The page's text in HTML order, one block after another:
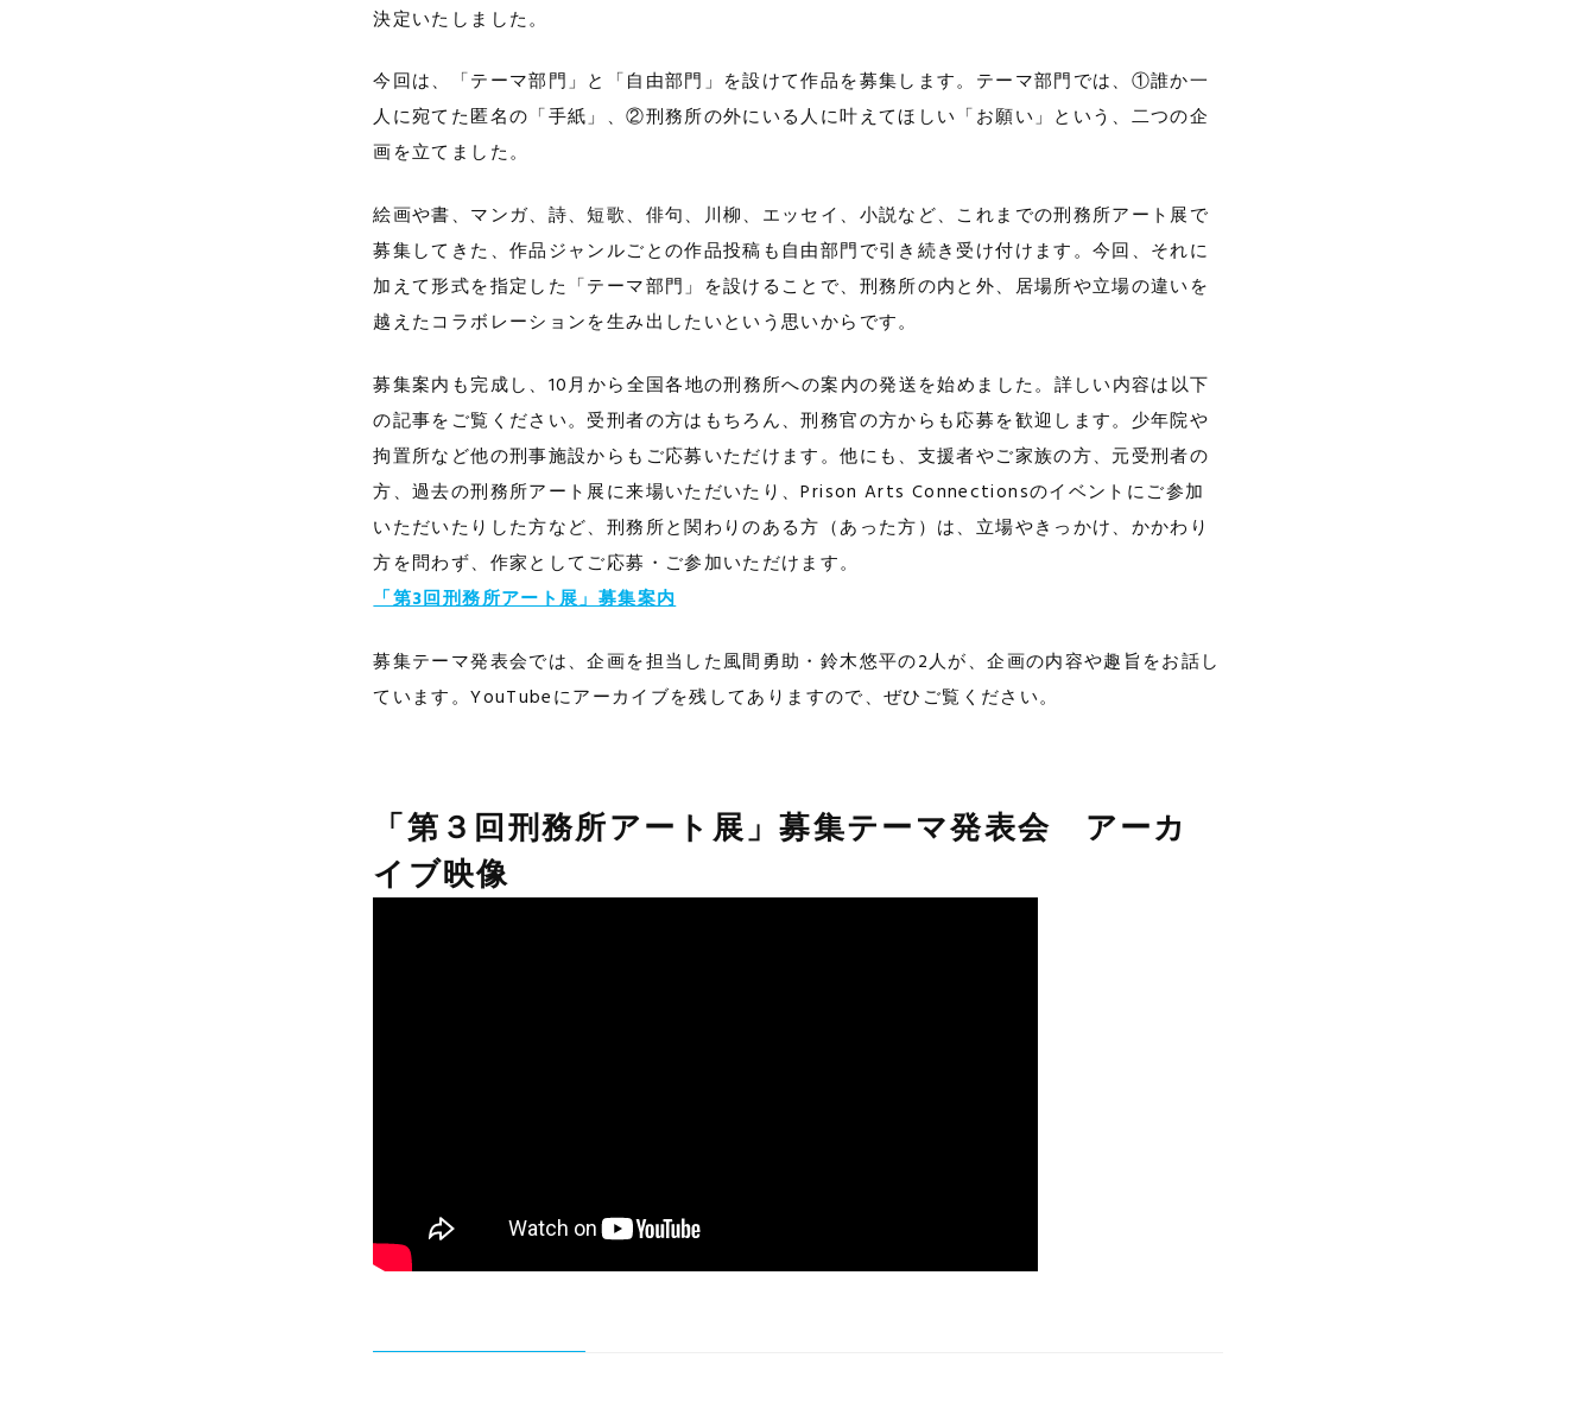
決定いたしました。
今回は、「テーマ部門」と「自由部門」を設けて作品を募集します。テーマ部門では、①誰か一
人に宛てた匿名の「手紙」、②刑務所の外にいる人に叶えてほしい「お願い」という、二つの企
画を立てました。
絵画や書、マンガ、詩、短歌、俳句、川柳、エッセイ、小説など、これまでの刑務所アート展で
募集してきた、作品ジャンルごとの作品投稿も自由部門で引き続き受け付けます。今回、それに
加えて形式を指定した「テーマ部門」を設けることで、刑務所の内と外、居場所や立場の違いを
越えたコラボレーションを生み出したいという思いからです。
募集案内も完成し、10月から全国各地の刑務所への案内の発送を始めました。詳しい内容は以下
の記事をご覧ください。受刑者の方はもちろん、刑務官の方からも応募を歓迎します。少年院や
拘置所など他の刑事施設からもご応募いただけます。他にも、支援者やご家族の方、元受刑者の
方、過去の刑務所アート展に来場いただいたり、Prison Arts Connectionsのイベントにご参加
いただいたりした方など、刑務所と関わりのある方（あった方）は、立場やきっかけ、かかわり
方を問わず、作家としてご応募・ご参加いただけます。
「第3回刑務所アート展」募集案内
募集テーマ発表会では、企画を担当した風間勇助・鈴木悠平の2人が、企画の内容や趣旨をお話し
ています。YouTubeにアーカイブを残してありますので、ぜひご覧ください。
「第３回刑務所アート展」募集テーマ発表会 アーカ
イブ映像